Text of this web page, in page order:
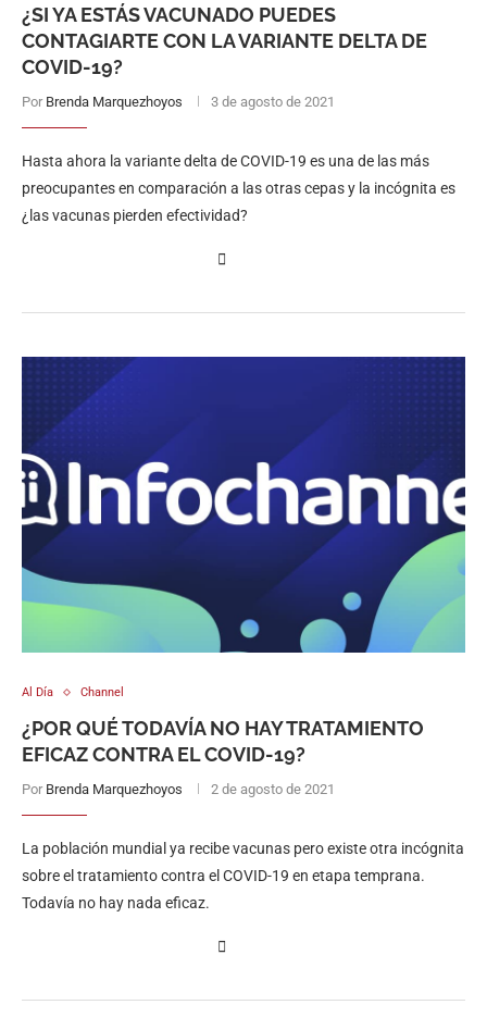
¿SI YA ESTÁS VACUNADO PUEDES
CONTAGIARTE CON LA VARIANTE DELTA DE
COVID-19?
Por Brenda Marquezhoyos 3 de agosto de 2021
Hasta ahora la variante delta de COVID-19 es una de las más
preocupantes en comparación a las otras cepas y la incógnita es
¿las vacunas pierden efectividad?
Al Día Channel
¿POR QUÉ TODAVÍA NO HAY TRATAMIENTO
EFICAZ CONTRA EL COVID-19?
Por Brenda Marquezhoyos 2 de agosto de 2021
La población mundial ya recibe vacunas pero existe otra incógnita
sobre el tratamiento contra el COVID-19 en etapa temprana.
Todavía no hay nada eficaz.